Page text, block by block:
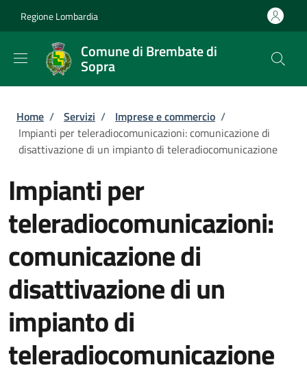
Regione Lombardia
Comune di Brembate di
Sopra
Briciole di pane
Home / Servizi / Imprese e commercio /
Impianti per teleradiocomunicazioni: comunicazione di
disattivazione di un impianto di teleradiocomunicazione
Impianti per
teleradiocomunicazioni:
comunicazione di
disattivazione di un
impianto di
teleradiocomunicazione